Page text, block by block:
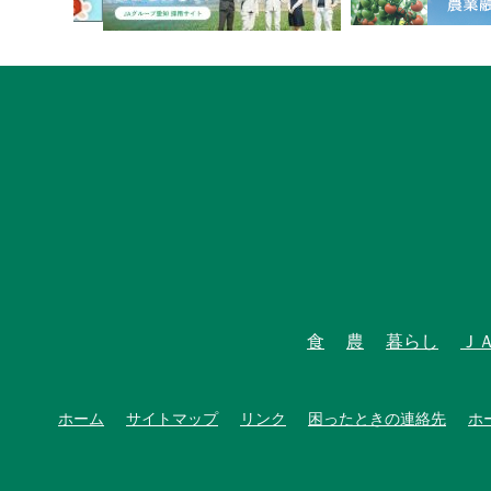
食 農 暮らし Ｊ
ホーム サイトマップ リンク 困ったときの連絡先 ホ